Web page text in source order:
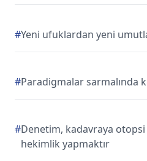
#Yeni ufuklardan yeni
#Paradigmalar sarmalında
#Denetim, kadavraya
hekimlik yapmaktır